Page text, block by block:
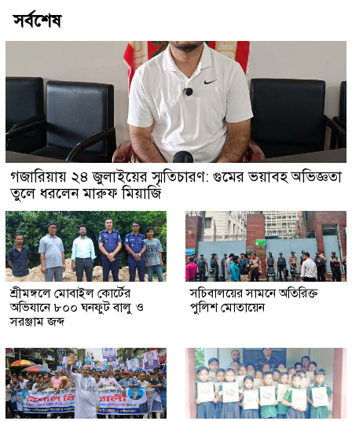
সর্বশেষ
গজারিয়ায় ২৪ জুলাইয়ের স্মৃতিচারণ: গুমের ভয়াবহ অভিজ্ঞতা
তুলে ধরলেন মারুফ মিয়াজি
শ্রীমঙ্গলে মোবাইল কোর্টের
অভিযানে ৮০০ ঘনফুট বালু ও
সরঞ্জাম জব্দ
সচিবালয়ের সামনে অতিরিক্ত
পুলিশ মোতায়েন